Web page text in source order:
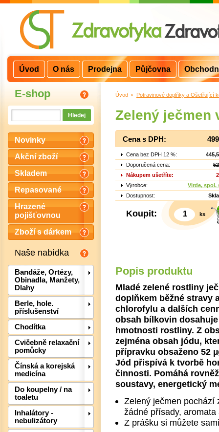
E-shop
Novinky
Akční zboží
Skladem
Repasované
Hrazené
pojišťovnou
Zboží s dárkem
Naše nabídka
Bandáže, Ortézy,
Obinadla, Manžety,
Dlahy
Berle, hole.
příslušenství
Chodítka
Cvičebně relaxační
pomůcky
Čínská a korejská
medicína
Do koupelny / na
toaletu
Inhalátory -
nebulizátory
Úvod > Potravinové doplňky a Ošetřující
Zelený ječmen
Cena s DPH:
Cena bez DPH 12 %:
Doporučená cena:
Nákupem ušetříte:
Výrobce:
Virde, spol.
Dostupnost:
Koupit: ks
Popis produktu
Mladé zelené rostliny
doplňkem běžné stravy
chlorofylu a dalších
obsah bílkovin
hmotnosti rostliny. Z
zejména obsah jódu,
přípravku obsaženo 52
Jód přispívá k tvorbě
činnosti. Pomáhá
soustavy, energetický
Zelený ječmen pochází
žádné přísady, aromata
Z prášku si můžete
Úvod O nás Prodejna Půjčovna